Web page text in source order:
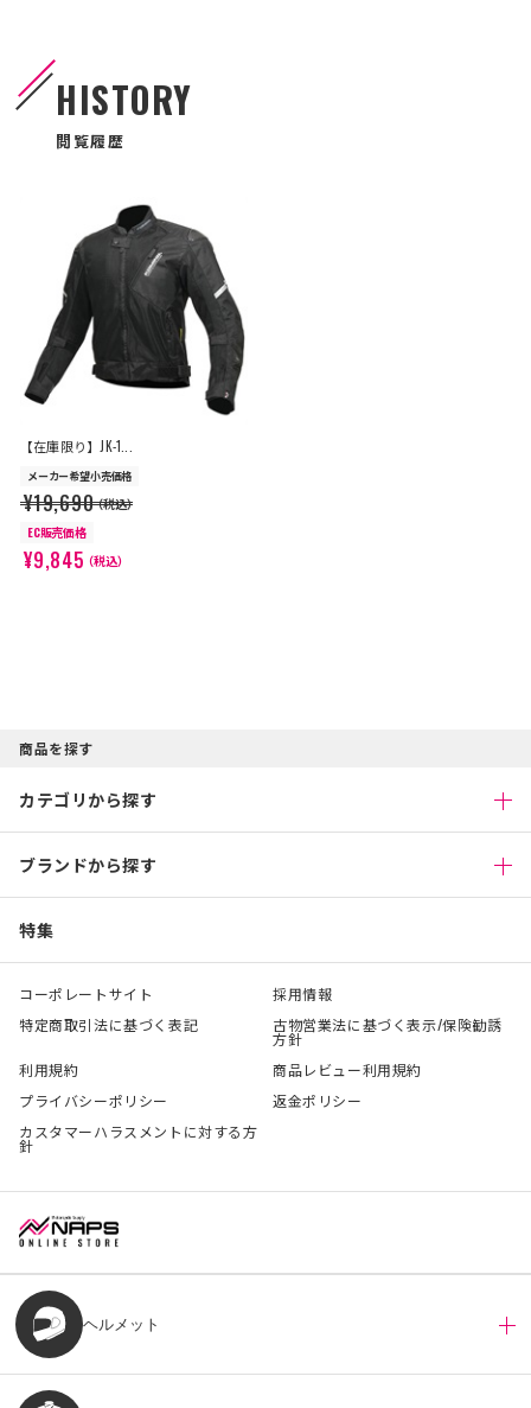
HISTORY
閲覧履歴
【在庫限り】JK-1...
メーカー希望小売価格
¥19,690（税込）
EC販売価格
¥9,845（税込）
商品を探す
カテゴリから探す
ブランドから探す
特集
コーポレートサイト
採用情報
特定商取引法に基づく表記
古物営業法に基づく表示/保険勧誘
方針
利用規約
商品レビュー利用規約
プライバシーポリシー
返金ポリシー
カスタマーハラスメントに対する方
針
ヘルメット